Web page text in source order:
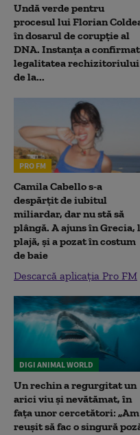
Undă verde pentru
procesul lui Florian
în dosarul de corupție al
DNA. Instanța a confirmat
legalitatea rechizitoriului
de la...
PRO FM
Camila Cabello s-a
despărțit de iubitul
miliardar, dar nu stă să
plângă. A ajuns în Grecia,
plajă, și a pozat în costum
de baie
Descarcă aplicația Pro FM
DIGI ANIMAL WORLD
Un rechin a regurgitat un
arici viu și nevătămat, în
fața unor cercetători: „Am
reușit să fac o singură